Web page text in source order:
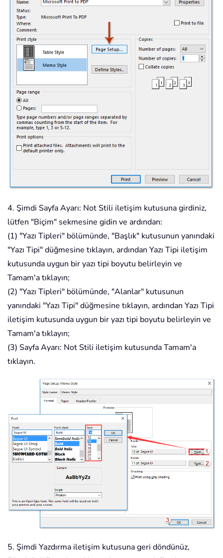
4. Şimdi Sayfa Ayarı: Not Stili iletişim kutusuna girdiniz,
lütfen "Biçim" sekmesine gidin ve ardından:
(1) "Yazı Tipleri" bölümünde, "Başlık" kutusunun yanındaki
"Yazı Tipi" düğmesine tıklayın, ardından Yazı Tipi iletişim
kutusunda uygun bir yazı tipi boyutu belirleyin ve
Tamam'a tıklayın;
(2) "Yazı Tipleri" bölümünde, "Alanlar" kutusunun
yanındaki "Yazı Tipi" düğmesine tıklayın, ardından Yazı Tipi
iletişim kutusunda uygun bir yazı tipi boyutu belirleyin ve
Tamam'a tıklayın;
(3) Sayfa Ayarı: Not Stili iletişim kutusunda Tamam'a
tıklayın.
5. Şimdi Yazdırma iletişim kutusuna geri döndünüz,